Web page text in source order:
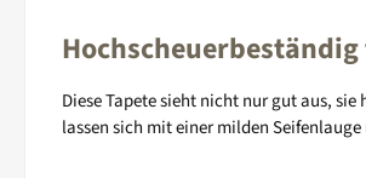
Diese Tapete sieht nicht nur gut aus,
lassen sich mit einer milden